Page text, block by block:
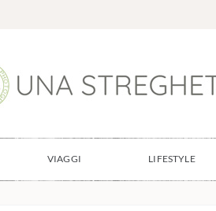
VIAGGI LIFESTYLE